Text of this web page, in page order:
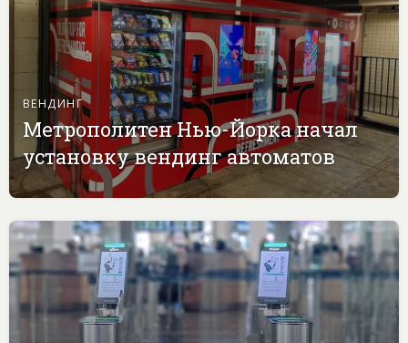
ВЕНДИНГ
Метрополитен Нью-Йорка начал
установку вендинг автоматов